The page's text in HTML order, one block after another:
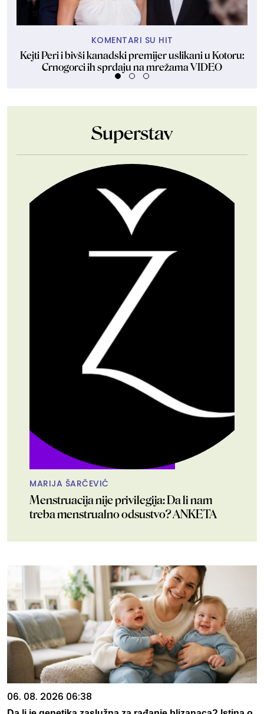
KOMENTARI SU HIT
Kejti Peri i bivši kanadski premijer uslikani u Kotoru:
Crnogorci ih sprdaju na mrežama VIDEO
Superstav
MARIJA ŠARČEVIĆ
Menstruacija nije privilegija: Da li nam
treba menstrualno odsustvo? ANKETA
06. 08. 2026 06:38